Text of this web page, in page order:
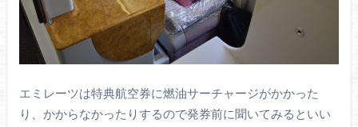
エミレーツは特典航空券に燃油サーチャージがかかった
り、かからなかったりするので発券前に聞いてみるといい